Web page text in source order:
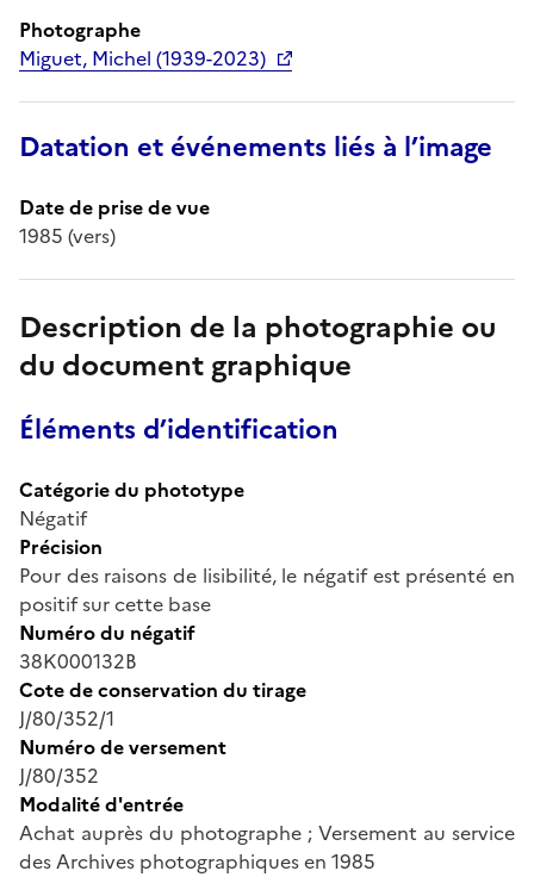
Photographe
Miguet, Michel (1939-2023)
Datation et événements liés à l’image
Date de prise de vue
1985 (vers)
Description de la photographie ou
du document graphique
Éléments d’identification
Catégorie du phototype
Négatif
Précision
Pour des raisons de lisibilité, le négatif est présenté en
positif sur cette base
Numéro du négatif
38K000132B
Cote de conservation du tirage
J/80/352/1
Numéro de versement
J/80/352
Modalité d'entrée
Achat auprès du photographe ; Versement au service
des Archives photographiques en 1985